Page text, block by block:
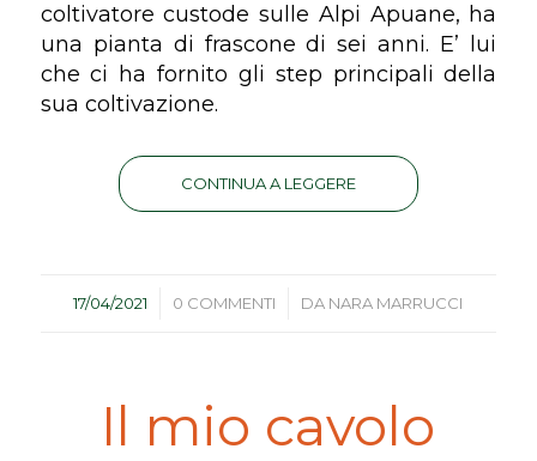
coltivatore custode sulle Alpi Apuane, ha
una pianta di frascone di sei anni. E’ lui
che ci ha fornito gli step principali della
sua coltivazione.
CONTINUA A LEGGERE
17/04/2021
/ 0 COMMENTI
/ DA NARA MARRUCCI
Il mio cavolo